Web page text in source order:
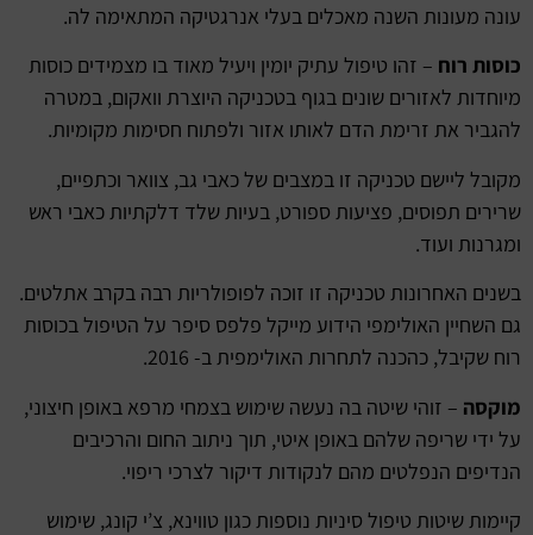
עונה מעונות השנה מאכלים בעלי אנרגטיקה המתאימה לה.
כוסות רוח – זהו טיפול עתיק יומין ויעיל מאוד בו מצמידים כוסות
מיוחדות לאזורים שונים בגוף בטכניקה היוצרת וואקום, במטרה
להגביר את זרימת הדם לאותו אזור ולפתוח חסימות מקומיות.
מקובל ליישם טכניקה זו במצבים של כאבי גב, צוואר וכתפיים,
שרירים תפוסים, פציעות ספורט, בעיות שלד דלקתיות כאבי ראש
ומגרנות ועוד.
בשנים האחרונות טכניקה זו זוכה לפופולריות רבה בקרב אתלטים.
גם השחיין האולימפי הידוע מייקל פלפס סיפר על הטיפול בכוסות
רוח שקיבל, כהכנה לתחרות האולימפית ב- 2016.
מוקסה – זוהי שיטה בה נעשה שימוש בצמחי מרפא באופן חיצוני,
על ידי שריפה שלהם באופן איטי, תוך ניתוב החום והרכיבים
הנדיפים הנפלטים מהם לנקודות דיקור לצרכי ריפוי.
קיימות שיטות טיפול סיניות נוספות כגון טווינא, צ’י קונג, שימוש